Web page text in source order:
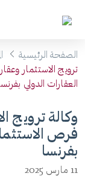
الصفحة الرئيسية
ترويج الاستثمار
العقارات الدولي
وكالة ترويج
فرص
بفرنسا
11 مارس 2025